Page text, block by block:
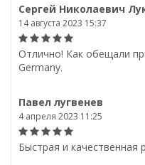
Сергей Николаевич
14 августа 2023 15:37
Отлично! Как обещали
Germany.
Павел лугвенев
4 апреля 2023 11:25
Быстрая и качественная